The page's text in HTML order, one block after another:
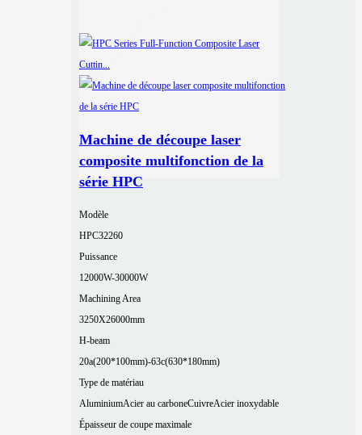
Machine de découpe laser
composite multifonction de la
série HPC
Modèle
HPC32260
Puissance
12000W-30000W
Machining Area
3250X26000mm
H-beam
20a(200*100mm)-63c(630*180mm)
Type de matériau
AluminiumAcier au carboneCuivreAcier inoxydable
Épaisseur de coupe maximale